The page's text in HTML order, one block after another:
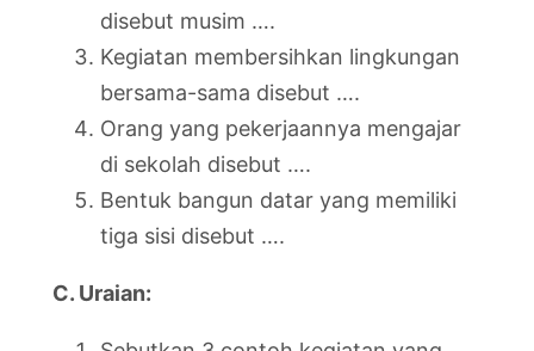
disebut musim ….
Kegiatan membersihkan lingkungan
bersama-sama disebut ….
Orang yang pekerjaannya mengajar
di sekolah disebut ….
Bentuk bangun datar yang memiliki
tiga sisi disebut ….
C. Uraian: